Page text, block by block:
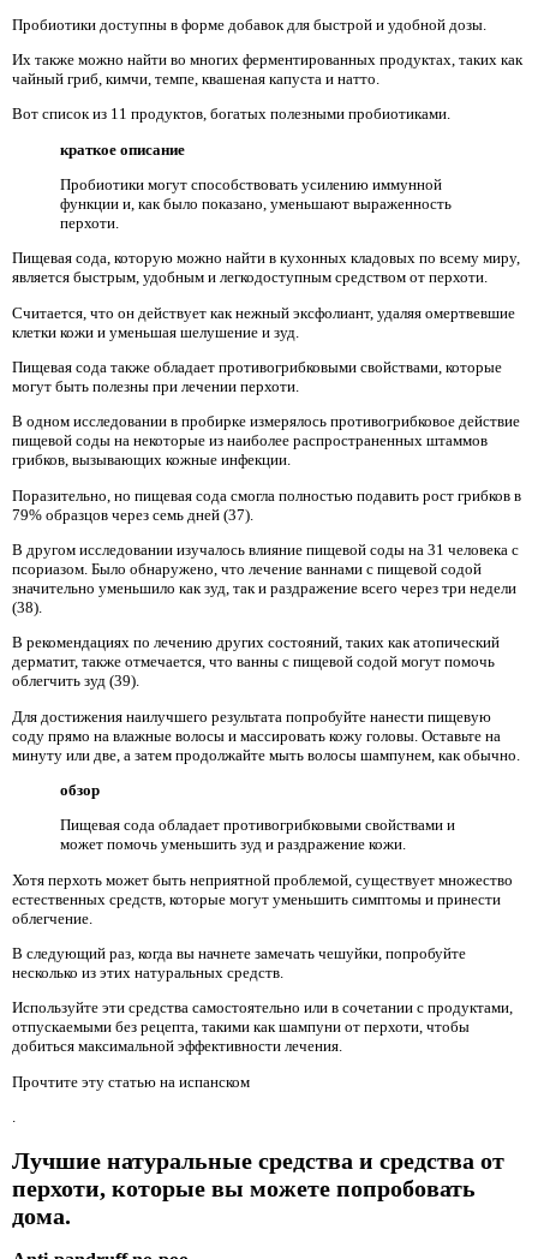
Пробиотики доступны в форме добавок для быстрой и удобной дозы.
Их также можно найти во многих ферментированных продуктах, таких как
чайный гриб, кимчи, темпе, квашеная капуста и натто.
Вот список из 11 продуктов, богатых полезными пробиотиками.
краткое описание
Пробиотики могут способствовать усилению иммунной
функции и, как было показано, уменьшают выраженность
перхоти.
Пищевая сода, которую можно найти в кухонных кладовых по всему миру,
является быстрым, удобным и легкодоступным средством от перхоти.
Считается, что он действует как нежный эксфолиант, удаляя омертвевшие
клетки кожи и уменьшая шелушение и зуд.
Пищевая сода также обладает противогрибковыми свойствами, которые
могут быть полезны при лечении перхоти.
В одном исследовании в пробирке измерялось противогрибковое действие
пищевой соды на некоторые из наиболее распространенных штаммов
грибков, вызывающих кожные инфекции.
Поразительно, но пищевая сода смогла полностью подавить рост грибков в
79% образцов через семь дней (37).
В другом исследовании изучалось влияние пищевой соды на 31 человека с
псориазом. Было обнаружено, что лечение ваннами с пищевой содой
значительно уменьшило как зуд, так и раздражение всего через три недели
(38).
В рекомендациях по лечению других состояний, таких как атопический
дерматит, также отмечается, что ванны с пищевой содой могут помочь
облегчить зуд (39).
Для достижения наилучшего результата попробуйте нанести пищевую
соду прямо на влажные волосы и массировать кожу головы. Оставьте на
минуту или две, а затем продолжайте мыть волосы шампунем, как обычно.
обзор
Пищевая сода обладает противогрибковыми свойствами и
может помочь уменьшить зуд и раздражение кожи.
Хотя перхоть может быть неприятной проблемой, существует множество
естественных средств, которые могут уменьшить симптомы и принести
облегчение.
В следующий раз, когда вы начнете замечать чешуйки, попробуйте
несколько из этих натуральных средств.
Используйте эти средства самостоятельно или в сочетании с продуктами,
отпускаемыми без рецепта, такими как шампуни от перхоти, чтобы
добиться максимальной эффективности лечения.
Прочтите эту статью на испанском
.
Лучшие натуральные средства и средства от
перхоти, которые вы можете попробовать
дома.